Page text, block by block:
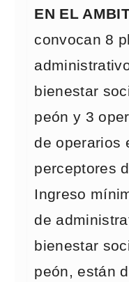
EN EL
convocan 8
bienestar
peón y 3
de operarios
perceptores
Ingreso
de
bienestar
peón, están